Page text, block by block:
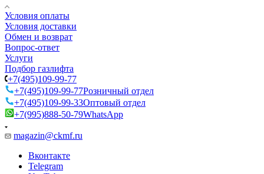
Условия оплаты
Условия доставки
Обмен и возврат
Вопрос-ответ
Услуги
Подбор газлифта
+7(495)109-99-77
+7(495)109-99-77Розничный отдел
+7(495)109-99-33Оптовый отдел
+7(995)888-50-79WhatsApp
magazin@ckmf.ru
Вконтакте
Telegram